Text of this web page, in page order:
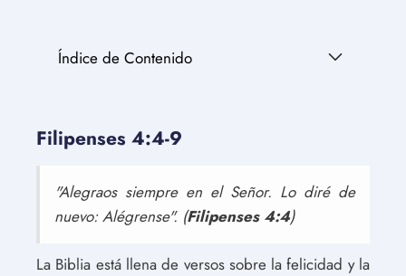
Índice de Contenido
Filipenses 4:4-9
"Alegraos siempre en el Señor. Lo diré de
nuevo: Alégrense". (Filipenses 4:4)
La Biblia está llena de versos sobre la felicidad y la